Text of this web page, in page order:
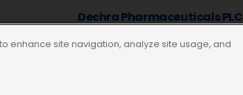
Dechra Pharmaceuticals PLC
enhance site navigation, analyze site usage, and